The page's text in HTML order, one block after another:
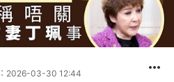
2026-03-30 12:44